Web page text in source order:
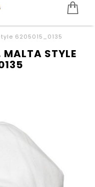
6205015_0135
MALTA STYLE